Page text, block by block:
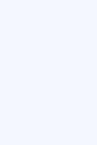
งหวัดนราธิวาส 96000